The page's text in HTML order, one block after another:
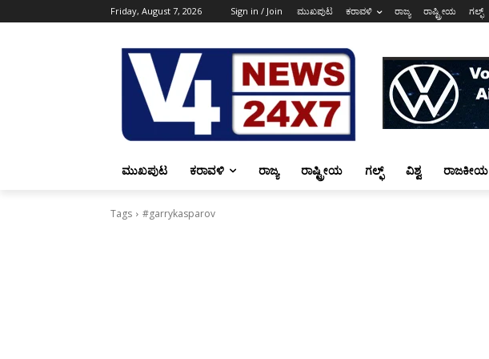
Friday, August 7, 2026 Sign in / Join ಮುಖಪುಟ ಕರಾವಳಿ ರಾಜ್ಯ ರಾಷ್ಟ್ರೀಯ ಗಲ್ಫ್
ಮುಖಪುಟ ಕರಾವಳಿ ರಾಜ್ಯ ರಾಷ್ಟ್ರೀಯ ಗಲ್ಫ್ ವಿಶ್ವ ರಾಜಕೀಯ
Tags #garrykasparov